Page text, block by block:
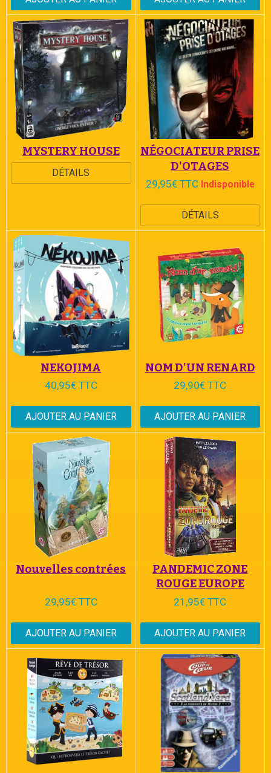
MYSTERY HOUSE
DÉTAILS
NÉGOCIATEUR PRISE
D'OTAGES
29,95€ TTC Indisponible
DÉTAILS
NEKOJIMA
40,95€ TTC
AJOUTER AU PANIER
NOM D'UN RENARD
29,90€ TTC
AJOUTER AU PANIER
Nouvelles contrées
29,95€ TTC
AJOUTER AU PANIER
PANDEMIC ZONE
ROUGE EUROPE
21,95€ TTC
AJOUTER AU PANIER